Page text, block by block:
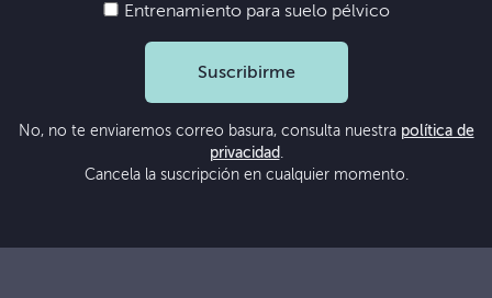
Entrenamiento para suelo pélvico
Suscribirme
No, no te enviaremos correo basura, consulta nuestra política de
privacidad .
Cancela la suscripción en cualquier momento.